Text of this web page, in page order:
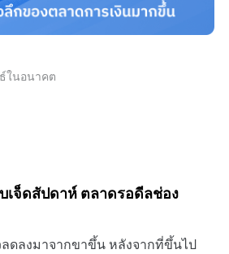
ในอนาคต
เจ็ดสัปดาห์ ตลาดรอดีลช่อง
ดลงมาจากขาขึ้น หลังจากที่ขึ้นไป